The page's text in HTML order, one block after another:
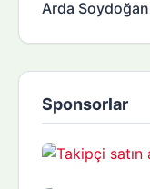
Arda Soydoğan
Sponsorlar